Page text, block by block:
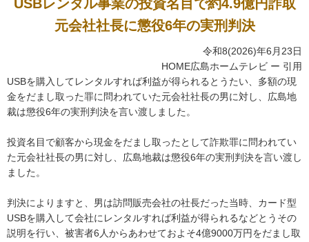
USBレンタル事業の投資名目で約4.9億円詐取
元会社社長に懲役6年の実刑判決
令和8(2026)年6月23日
HOME広島ホームテレビ ー 引用
USBを購入してレンタルすれば利益が得られるとうたい、多額の現
金をだまし取った罪に問われていた元会社社長の男に対し、広島地
裁は懲役6年の実刑判決を言い渡しました。
投資名目で顧客から現金をだまし取ったとして詐欺罪に問われてい
た元会社社長の男に対し、広島地裁は懲役6年の実刑判決を言い渡し
ました。
判決によりますと、男は訪問販売会社の社長だった当時、カード型
USBを購入して会社にレンタルすれば利益が得られるなどとうその
説明を行い、被害者6人からあわせておよそ4億9000万円をだまし取